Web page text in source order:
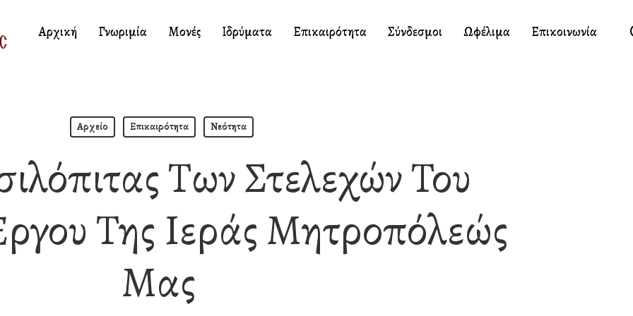
Αρχική Γνωριμία Μονές Ιδρύματα Επικαιρότητα Σύνδεσμοι Ωφέλιμα Επικοινωνία
Αρχείο Επικαιρότητα Νεότητα
Των Στελεχών Του
Της Ιεράς Μητροπόλεώς
Μας